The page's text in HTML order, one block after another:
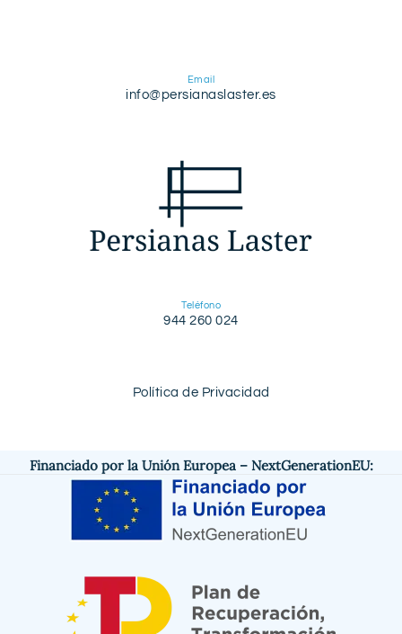
Email
info@persianaslaster.es
Teléfono
944 260 024
Política de Privacidad
Financiado por la Unión Europea – NextGenerationEU: